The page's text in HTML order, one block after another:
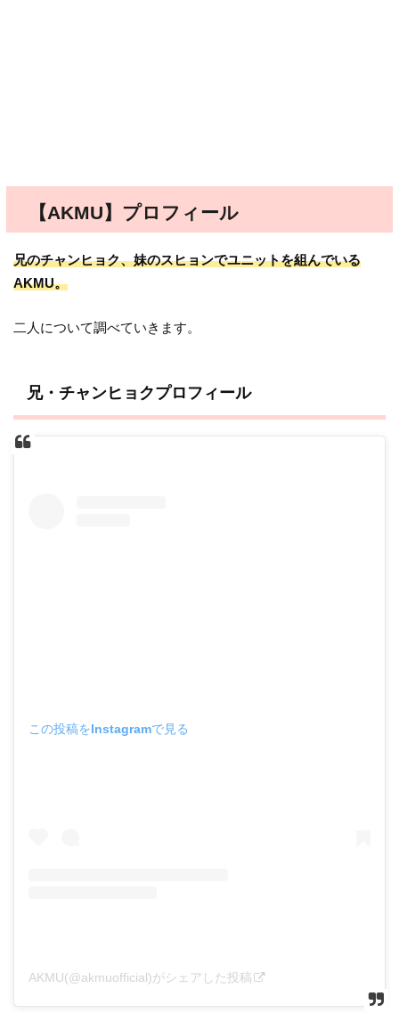
【AKMU】プロフィール
兄のチャンヒョク、妹のスヒョンでユニットを組んでいる
AKMU。
二人について調べていきます。
兄・チャンヒョクプロフィール
この投稿をInstagramで見る
AKMU(@akmuofficial)がシェアした投稿